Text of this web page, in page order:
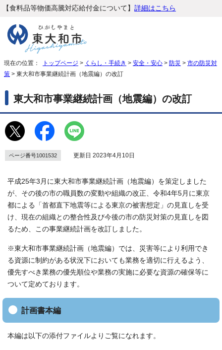
【食料品等物価高騰対応給付金について】 詳細はこちら
現在の位置： トップページ > くらし・手続き > 安全・安心 > 防災 > 市の防災対
策 > 東大和市事業継続計画（地震編）の改訂
東大和市事業継続計画（地震編）の改訂
ページ番号1001532 更新日 2023年4月10日
平成25年3月に東大和市事業継続計画（地震編）を策定しました
が、その後の市の職員数の変動や組織の改正、令和4年5月に東京
都による「首都直下地震等による東京の被害想定」の見直しを受
け、現在の組織との整合性及び今後の市の防災対策の見直しを図
るため、この事業継続計画を改訂しました。
※東大和市事業継続計画（地震編）では、災害等により利用でき
る資源に制約がある状況下においても業務を適切に行えるよう、
優先すべき業務の優先順位や業務の実施に必要な資源の確保等に
ついて定めております。
計画書本編
本編は以下の添付ファイルよりご覧になれます。